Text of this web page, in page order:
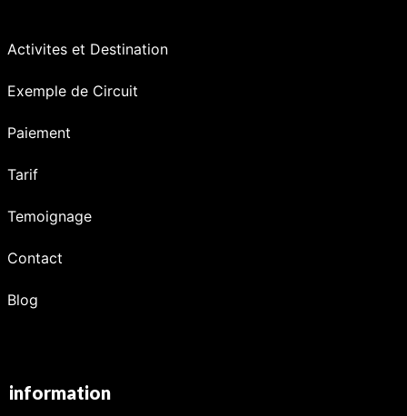
Activites et Destination
Exemple de Circuit
Paiement
Tarif
Temoignage
Contact
Blog
information